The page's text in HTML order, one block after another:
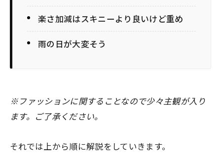
楽さ加減はスキニーより良いけど重め
雨の日が大変そう
※ファッションに関することなので少々主観が入り
ます。ご了承ください。
それでは上から順に解説をしていきます。